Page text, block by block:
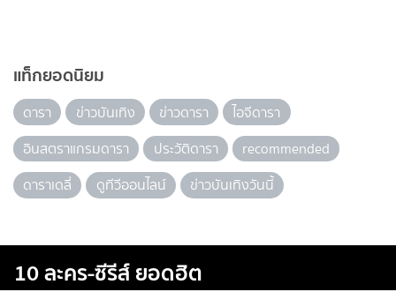
แท็กยอดนิยม
ดารา ข่าวบันเทิง ข่าวดารา
ไอจีดารา
อินสตราแกรมดารา
ประวัติดารา
recommended
ดาราเดลี่
ดูทีวีออนไลน์ ข่าวบันเทิงวันนี้
10 ละคร-ซีรีส์ ยอดฮิต